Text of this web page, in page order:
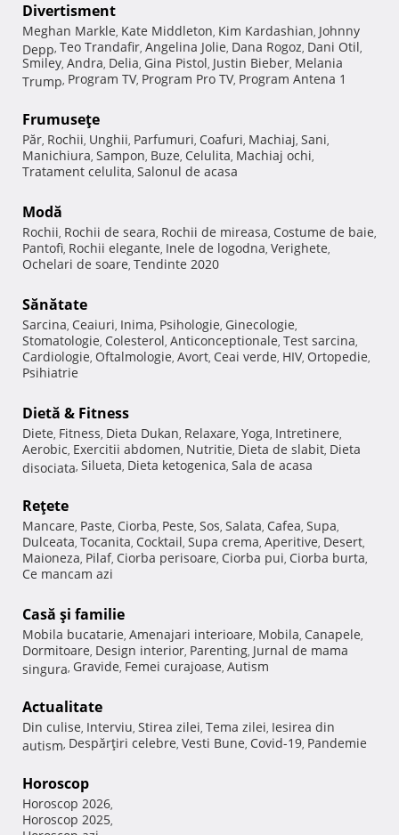
Divertisment
Meghan Markle, Kate Middleton, Kim Kardashian, Johnny
Depp, Teo Trandafir, Angelina Jolie, Dana Rogoz, Dani Otil,
Smiley, Andra, Delia, Gina Pistol, Justin Bieber, Melania
Trump, Program TV, Program Pro TV, Program Antena 1
Frumuseţe
Păr, Rochii, Unghii, Parfumuri, Coafuri, Machiaj, Sani,
Manichiura, Sampon, Buze, Celulita, Machiaj ochi,
Tratament celulita, Salonul de acasa
Modă
Rochii, Rochii de seara, Rochii de mireasa, Costume de baie,
Pantofi, Rochii elegante, Inele de logodna, Verighete,
Ochelari de soare, Tendinte 2020
Sănătate
Sarcina, Ceaiuri, Inima, Psihologie, Ginecologie,
Stomatologie, Colesterol, Anticonceptionale, Test sarcina,
Cardiologie, Oftalmologie, Avort, Ceai verde, HIV, Ortopedie,
Psihiatrie
Dietă & Fitness
Diete, Fitness, Dieta Dukan, Relaxare, Yoga, Intretinere,
Aerobic, Exercitii abdomen, Nutritie, Dieta de slabit, Dieta
disociata, Silueta, Dieta ketogenica, Sala de acasa
Reţete
Mancare, Paste, Ciorba, Peste, Sos, Salata, Cafea, Supa,
Dulceata, Tocanita, Cocktail, Supa crema, Aperitive, Desert,
Maioneza, Pilaf, Ciorba perisoare, Ciorba pui, Ciorba burta,
Ce mancam azi
Casă şi familie
Mobila bucatarie, Amenajari interioare, Mobila, Canapele,
Dormitoare, Design interior, Parenting, Jurnal de mama
singura, Gravide, Femei curajoase, Autism
Actualitate
Din culise, Interviu, Stirea zilei, Tema zilei, Iesirea din
autism, Despărţiri celebre, Vesti Bune, Covid-19, Pandemie
Horoscop
Horoscop 2026,
Horoscop 2025,